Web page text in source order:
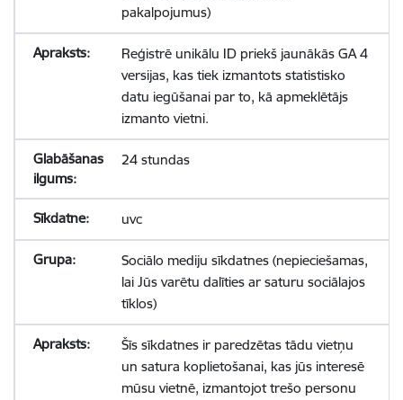
pakalpojumus)
Reģistrē unikālu ID priekš jaunākās GA 4
versijas, kas tiek izmantots statistisko
datu iegūšanai par to, kā apmeklētājs
izmanto vietni.
24 stundas
uvc
Sociālo mediju sīkdatnes (nepieciešamas,
lai Jūs varētu dalīties ar saturu sociālajos
tīklos)
Šīs sīkdatnes ir paredzētas tādu vietņu
un satura koplietošanai, kas jūs interesē
mūsu vietnē, izmantojot trešo personu